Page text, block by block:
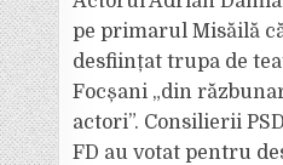
pe primarul Misăilă
desființat trupa de
Focșani „din
actori”. Consilierii
FD au votat pentru